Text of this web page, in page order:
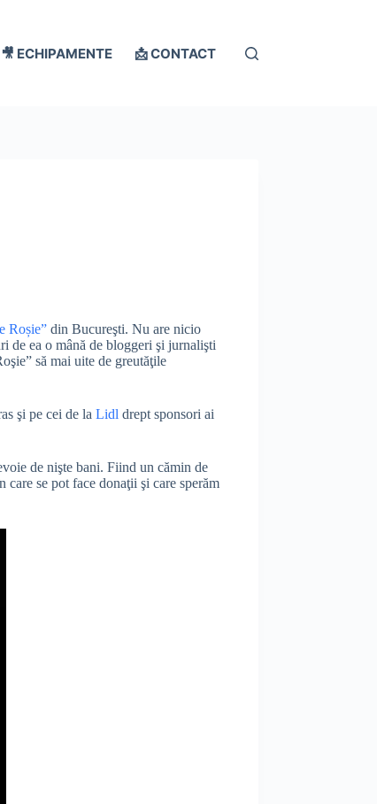
🎥 ECHIPAMENTE 📩 CONTACT
Roșie” din Bucureşti. Nu are nicio
de ea o mână de bloggeri şi jurnalişti
să mai uite de greutăţile
şi pe cei de la Lidl drept sponsori ai
de nişte bani. Fiind un cămin de
care se pot face donaţii şi care sperăm